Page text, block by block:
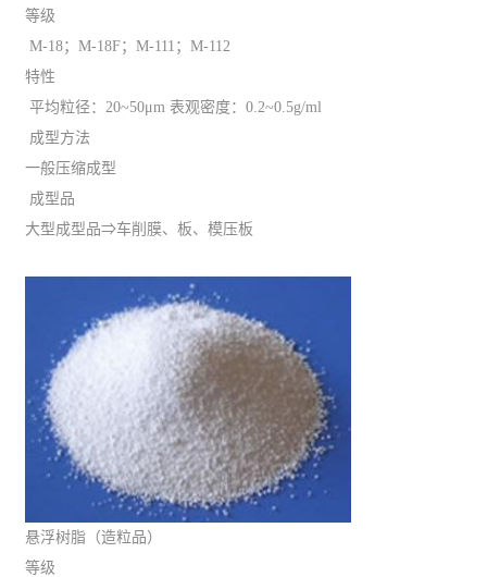
等级
M-18；M-18F；M-111；M-112
特性
平均粒径：20~50μm 表观密度：0.2~0.5g/ml
成型方法
一般压缩成型
成型品
大型成型品⇒车削膜、板、模压板
悬浮树脂（造粒品）
等级